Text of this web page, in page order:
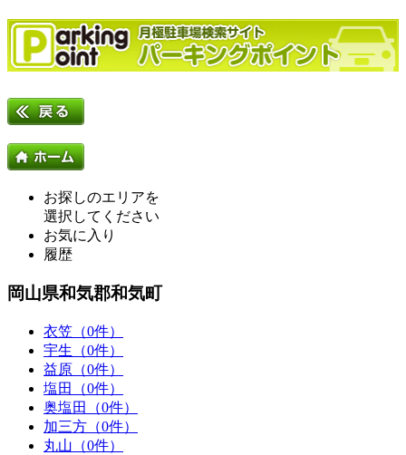
お探しのエリアを
選択してください
お気に入り
履歴
岡山県和気郡和気町
衣笠（0件）
宇生（0件）
益原（0件）
塩田（0件）
奥塩田（0件）
加三方（0件）
丸山（0件）